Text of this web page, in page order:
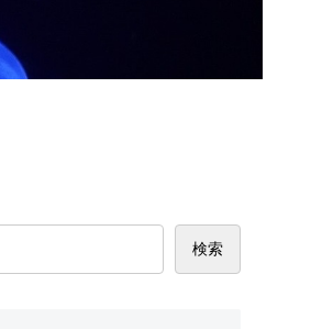
検索